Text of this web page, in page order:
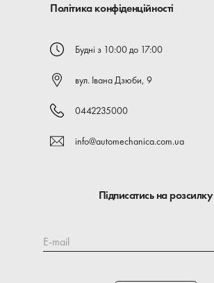
Політика конфіденційності
Будні з 10:00 до 17:00
вул. Івана Дзюби, 9
0442235000
info@automechanica.com.ua
Підписатись на розсилку
E-mail